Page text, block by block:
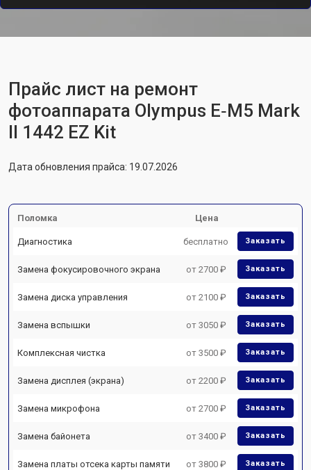
Прайс лист на ремонт
фотоаппарата Olympus E‑M5 Mark
II 1442 EZ Kit
Дата обновления прайса: 19.07.2026
Поломка Цена
Диагностика бесплатно Заказать
Замена фокусировочного экрана от 2700 ₽ Заказать
Замена диска управления от 2100 ₽ Заказать
Замена вспышки от 3050 ₽ Заказать
Комплексная чистка от 3500 ₽ Заказать
Замена дисплея (экрана) от 2200 ₽ Заказать
Замена микрофона от 2700 ₽ Заказать
Замена байонета от 3400 ₽ Заказать
Замена платы отсека карты памяти от 3800 ₽ Заказать